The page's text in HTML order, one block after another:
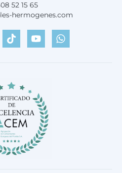
52 15 65
hermogenes.com
T
i
k
Y
o
u
W
h
a